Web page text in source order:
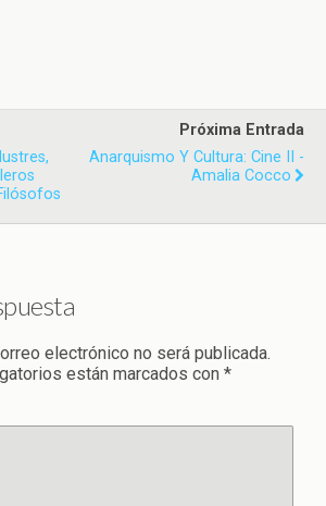
Próxima Entrada
Anarquismo Y Cultura: Cine II -
Amalia Cocco
electrónico no será publicada.
están marcados con *